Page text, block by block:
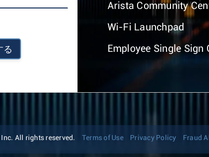
る
Arista Community
Wi-Fi Launchpad
Employee Single Sign
All rights reserved. Terms of Use Privacy Policy Fraud